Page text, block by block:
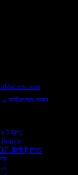
করুন
ডাউনলোড করুন
টাইপিং
টেক্সট টু স্পিচ